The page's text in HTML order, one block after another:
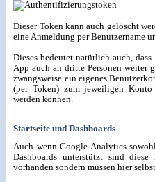
Dieser Token kann auch gelöscht
eine Anmeldung per Benutzername
Dieses bedeutet natürlich auch,
App auch an dritte Personen weiter
zwangsweise ein eigenes
(per Token) zum jeweiligen Konto
werden können.
Startseite und Dashboards
Auch wenn Google Analytics
Dashboards unterstützt sind
vorhanden sondern müssen hier